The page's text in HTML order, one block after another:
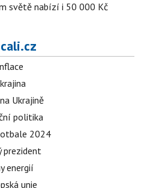
světě nabízí i 50 000 Kč
Ukrajině
politika
2024
prezident
energií
unie